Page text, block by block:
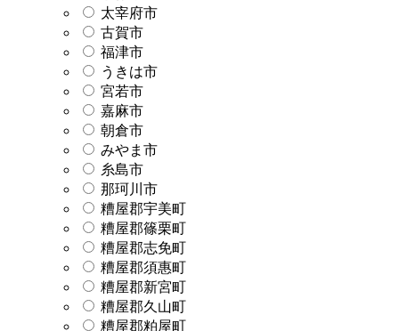
太宰府市
古賀市
福津市
うきは市
宮若市
嘉麻市
朝倉市
みやま市
糸島市
那珂川市
糟屋郡宇美町
糟屋郡篠栗町
糟屋郡志免町
糟屋郡須惠町
糟屋郡新宮町
糟屋郡久山町
糟屋郡粕屋町